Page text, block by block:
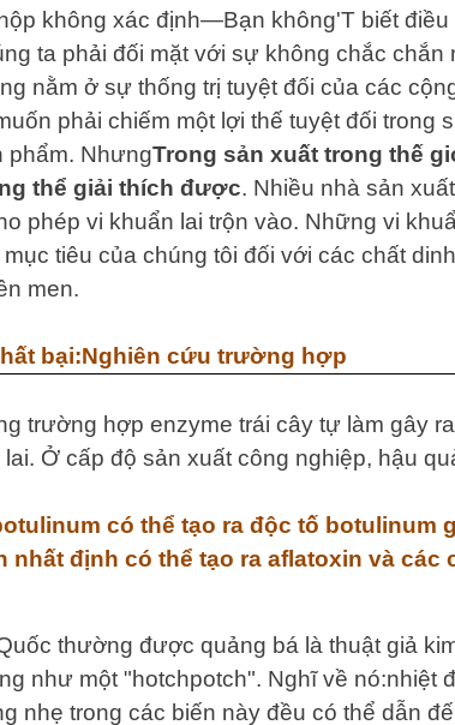
không xác định—Bạn không'T biết
ta phải đối mặt với sự không chắc chắn
nằm ở sự thống trị tuyệt đối của các
phải chiếm một lợi thế tuyệt đối trong
phẩm. NhưngTrong sản xuất trong thế
thể giải thích được. Nhiều nhà sản
phép vi khuẩn lai trộn vào. Những vi
tiêu của chúng tôi đối với các chất
men.
bại:Nghiên cứu trường hợp
trường hợp enzyme trái cây tự làm gây
Ở cấp độ sản xuất công nghiệp, hậu
có thể tạo ra độc tố botulinum
nhất định có thể tạo ra aflatoxin và các
thường được quảng bá là thuật giả
như một "hotchpotch". Nghĩ về nó:nhiệt
nhẹ trong các biến này đều có thể dẫn